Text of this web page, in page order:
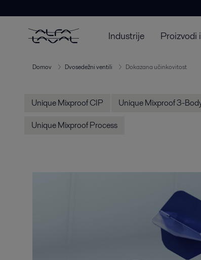
Industrije Proizvodi
Domov Dvosedežni ventili Dokazana učinkovitost
Unique Mixproof CIP Unique Mixproof 3-
Unique Mixproof Process